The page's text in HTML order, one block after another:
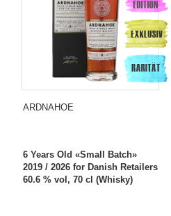
ARDNAHOE
6 Years Old «Small Batch»
2019 / 2026 for Danish Retailers
60.6 % vol, 70 cl (Whisky)